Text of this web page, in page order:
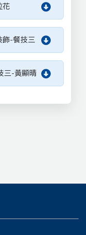
花
飾-餐技三
三-黃顯晴